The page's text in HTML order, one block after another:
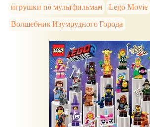
игрушки по мультфильмам
Lego Movie
Волшебник Изумрудного Города